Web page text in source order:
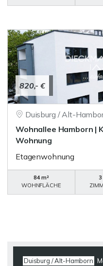
820,- €
Duisburg / Alt-
Wohnallee Hamborn |
Wohnung
Etagenwohnung
84 m²
WOHNFLÄCHE
3
Duisburg / Alt-Hamborn